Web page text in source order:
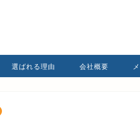
選ばれる理由 会社概要